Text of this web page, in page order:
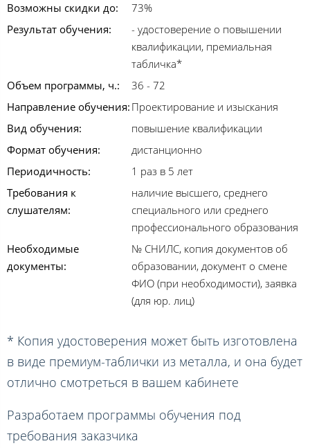
Возможны скидки до:
73%
Результат обучения:
- удостоверение о повышении
квалификации, премиальная
табличка*
Объем программы, ч.:
36 - 72
Направление обучения: Проектирование и изыскания
Вид обучения:
повышение квалификации
Формат обучения:
дистанционно
Периодичность:
1 раз в 5 лет
Требования к
слушателям:
наличие высшего, среднего
специального или среднего
профессионального образования
Необходимые
документы:
№ СНИЛС, копия документов об
образовании, документ о смене
ФИО (при необходимости), заявка
(для юр. лиц)
* Копия удостоверения может быть изготовлена
в виде премиум-таблички из металла, и она будет
отлично смотреться в вашем кабинете
Разработаем программы обучения под
требования заказчика